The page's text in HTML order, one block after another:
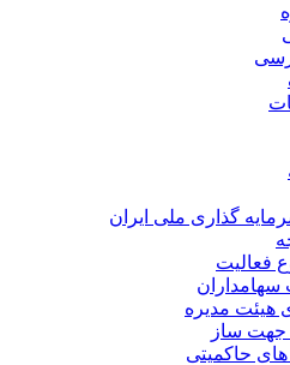
گذاری ملی ایران
فعالیت
سهامداران
هیئت مدیره
جهت ساز
های حاکمیتی